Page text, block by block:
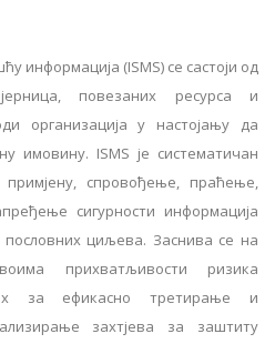
информација (ISMS) се састоји од
повезаних ресурса и
организација у настојању да
имовину. ISMS је систематичан
спровођење, праћење,
сигурности информација
пословних циљева. Заснива се на
прихватљивости ризика
за ефикасно третирање и
захтјева за заштиту